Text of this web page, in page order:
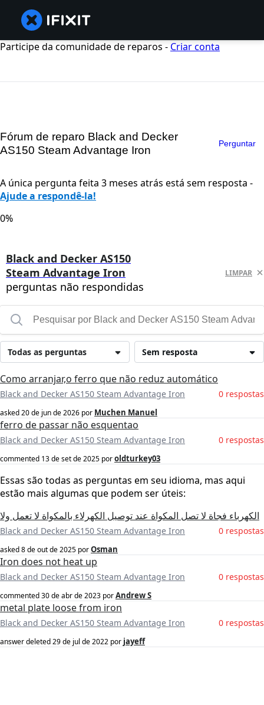
Participe da comunidade de reparos - Criar conta
Fórum de reparo Black and Decker
AS150 Steam Advantage Iron
Perguntar
A única pergunta feita 3 meses atrás está sem resposta -
Ajude a respondê-la!
0%
Black and Decker AS150
Steam Advantage Iron
perguntas não respondidas
LIMPAR
Sem resposta
Todas as perguntas
Como arranjar,o ferro que não reduz automático
Black and Decker AS150 Steam Advantage Iron 0 respostas
asked20 de jun de 2026 por Muchen Manuel
ferro de passar não esquentao
Black and Decker AS150 Steam Advantage Iron 0 respostas
commented 13 de set de 2025 poroldturkey03
Essas são todas as perguntas em seu idioma, mas aqui
estão mais algumas que podem ser úteis:
الكھرباء فجاة لا تصل المكواة عند توصيل الكھرلاء بالمكواة لا تعمل ولا
Black and Decker AS150 Steam Advantage Iron 0 respostas
asked8 de out de 2025 porOsman
Iron does not heat up
Black and Decker AS150 Steam Advantage Iron 0 respostas
commented30 de abr de 2023 porAndrew S
metal plate loose from iron
Black and Decker AS150 Steam Advantage Iron 0 respostas
answer deleted29 de jul de 2022 por jayeff